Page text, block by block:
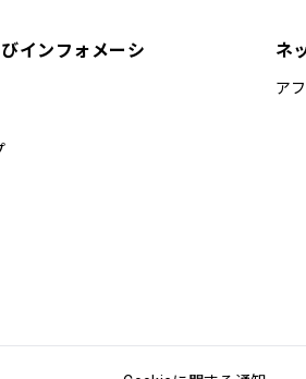
インフォメーシ
ネ
ア